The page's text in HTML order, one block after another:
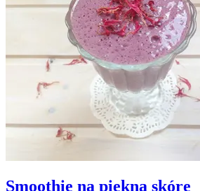
Smoothie na piękną skórę